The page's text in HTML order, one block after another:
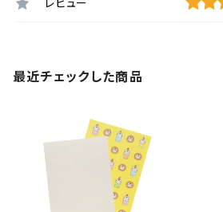
レビュー
最近チェックした商品